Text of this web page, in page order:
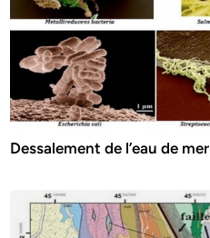
Dessalement de l’eau de mer